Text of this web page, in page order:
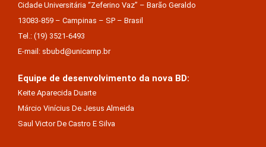
Cidade Universitária “Zeferino Vaz” – Barão Geraldo
13083-859 – Campinas – SP – Brasil
Tel.: (19) 3521-6493
E-mail: sbubd@unicamp.br
Equipe de desenvolvimento da nova BD:
Keite Aparecida Duarte
Márcio Vinícius De Jesus Almeida
Saul Victor De Castro E Silva